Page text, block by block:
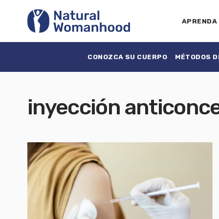
APRENDA
CONOZCA SU CUERPO MÉTODOS
inyección